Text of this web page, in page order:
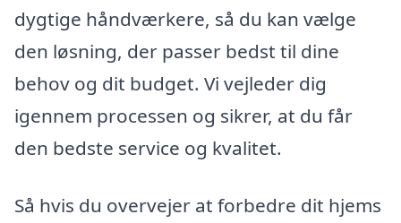
dygtige håndværkere, så du kan vælge
den løsning, der passer bedst til dine
behov og dit budget. Vi vejleder dig
igennem processen og sikrer, at du får
den bedste service og kvalitet.
Så hvis du overvejer at forbedre dit hjems